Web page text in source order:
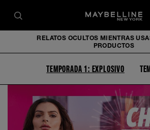
RELATOS OCULTOS MIENTRAS
PRODUCTOS
TEMPORADA 1: EXPLOSIVO